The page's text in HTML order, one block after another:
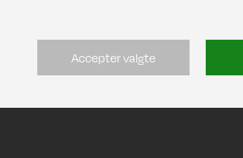
Accepter valgte